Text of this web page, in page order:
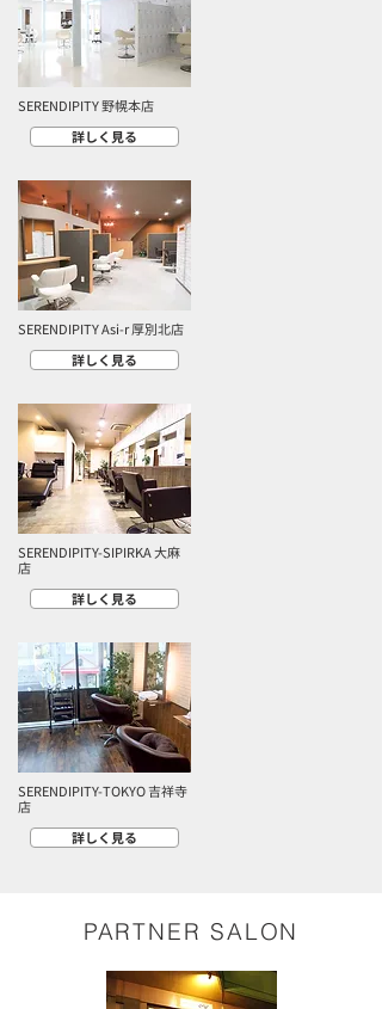
SERENDIPITY 野幌本店
詳しく見る
SERENDIPITY Asi-r 厚別北店
詳しく見る
SERENDIPITY-SIPIRKA 大麻
店
詳しく見る
SERENDIPITY-TOKYO 吉祥寺
店
詳しく見る
PARTNER SALON